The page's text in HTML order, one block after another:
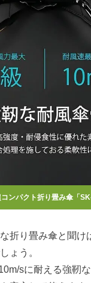
ンパクト折り畳み傘「
折り畳み傘と聞け
ょう。
sに耐える強靭